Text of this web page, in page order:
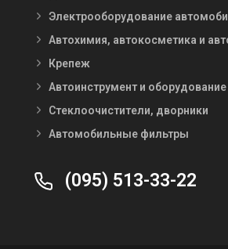
Электрооборудование
Автохимия, автокосметика и
Крепеж
Автоинструмент и оборудование
Стеклоочистители, дворники
Автомобильные фильтры
(095) 513-33-22